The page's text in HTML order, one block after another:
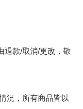
退款/取消/更改，敬
況，所有商品皆以